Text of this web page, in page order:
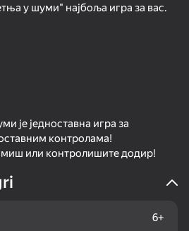
у шуми" најбоља игра за вас.
је једноставна игра за
контролама!
миш или контролишите додир!
6+